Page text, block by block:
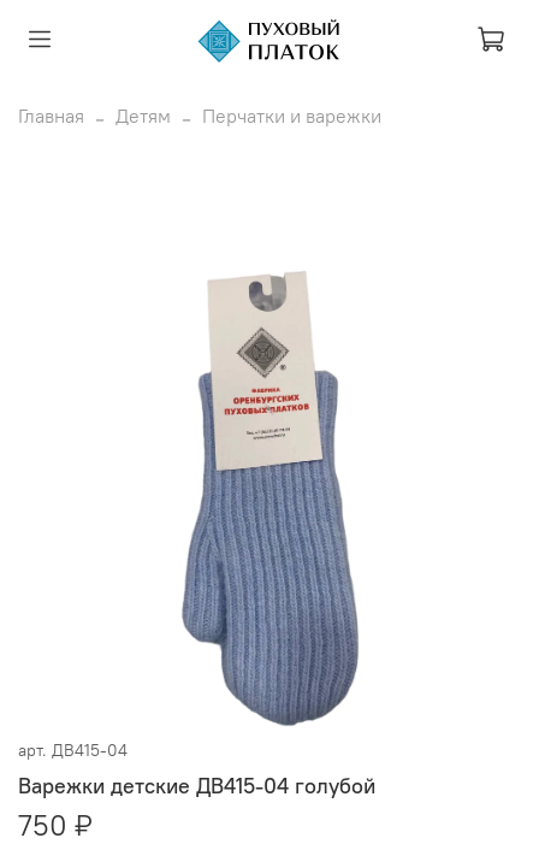
Главная Детям Перчатки и варежки
арт. ДВ415-04
Варежки детские ДВ415-04 голубой
750 ₽